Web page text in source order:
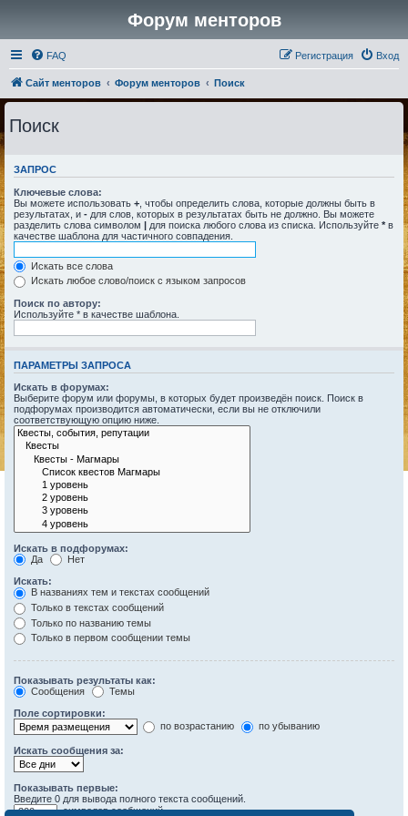
Форум менторов
FAQ Вход
Регистрация
Сайт менторов Форум менторов Поиск
Поиск
ЗАПРОС
Ключевые слова:
Вы можете использовать + , чтобы определить слова, которые должны быть в
результатах, и - для слов, которых в результатах быть не должно. Вы можете
разделить слова символом | для поиска любого слова из списка. Используйте * в
качестве шаблона для частичного совпадения.
Искать все слова
Искать любое слово/поиск с языком запросов
Поиск по автору:
Используйте * в качестве шаблона.
ПАРАМЕТРЫ ЗАПРОСА
Искать в форумах:
Выберите форум или форумы, в которых будет произведён поиск. Поиск в
подфорумах производится автоматически, если вы не отключили
соответствующую опцию ниже.
Искать в подфорумах:
Да
Нет
Искать:
В названиях тем и текстах сообщений
Только в текстах сообщений
Только по названию темы
Только в первом сообщении темы
Показывать результаты как:
Сообщения
Темы
Поле сортировки:
по возрастанию
по убыванию
Искать сообщения за:
Показывать первые:
Введите 0 для вывода полного текста сообщений.
символов сообщений